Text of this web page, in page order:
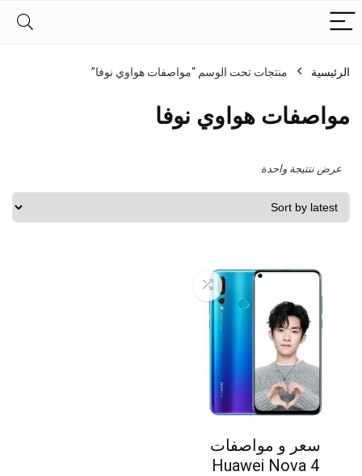
الرئيسية منتجات تحت الوسم “مواصفات هواوي نوفا”
مواصفات هواوي نوفا
عرض نتتيجة واحدة
سعر و مواصفات
Huawei Nova 4